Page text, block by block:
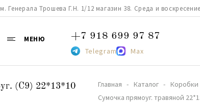
Генерала Трошева Г.Н. 1/12 магазин 38. Среда и
МЕНЮ +7 918 699 97 87
Telegram Max
(С9) 22*13*10 Главная Каталог Коробки
Сумочка прямоуг. травяной